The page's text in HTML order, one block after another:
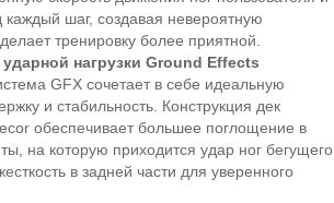
каждый шаг, создавая невероятную
тренировку более приятной.
нагрузки Ground Effects
GFX сочетает в себе идеальную
и стабильность. Конструкция дек
обеспечивает большее поглощение в
на которую приходится удар ног
в задней части для уверенного